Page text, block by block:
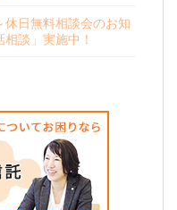
休日無料相談会のお知
談」実施中！